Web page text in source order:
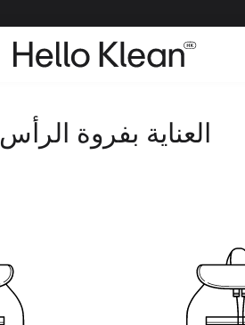
العناية بفروة الرأس